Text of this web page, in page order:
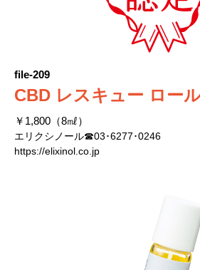
file-209
CBD レスキュー ロー
￥1,800（8㎖）
エリクシノール☎03･6277･0246
https://elixinol.co.jp